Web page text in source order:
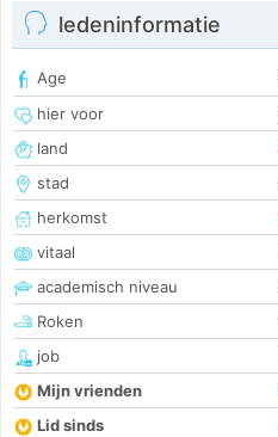
ledeninformatie
Age
hier voor
land
stad
herkomst
vitaal
academisch niveau
Roken
job
Mijn vrienden
Lid sinds